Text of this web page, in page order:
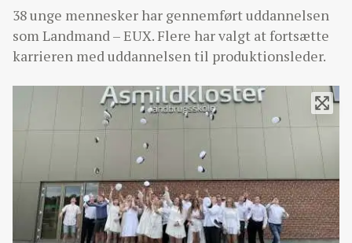
38 unge mennesker har gennemført uddannelsen
som Landmand – EUX. Flere har valgt at fortsætte
karrieren med uddannelsen til produktionsleder.